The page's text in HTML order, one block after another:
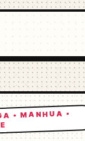
• MANHUA •